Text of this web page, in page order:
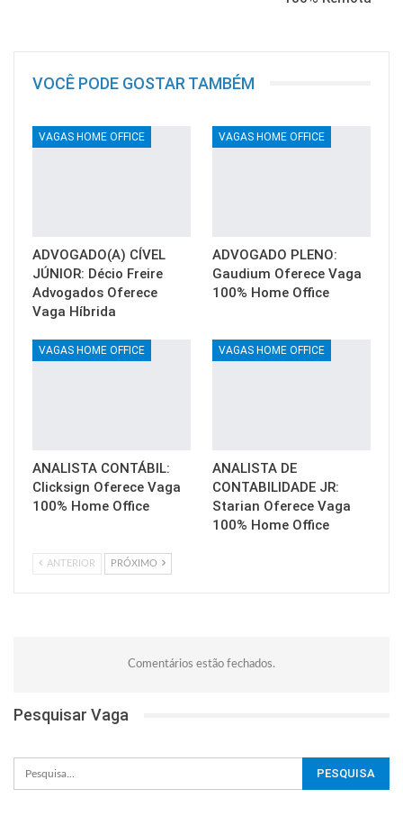
VOCÊ PODE GOSTAR TAMBÉM
VAGAS HOME OFFICE
ADVOGADO(A) CÍVEL
JÚNIOR: Décio Freire
Advogados Oferece
Vaga Híbrida
VAGAS HOME OFFICE
ADVOGADO PLENO:
Gaudium Oferece Vaga
100% Home Office
VAGAS HOME OFFICE
ANALISTA CONTÁBIL:
Clicksign Oferece Vaga
100% Home Office
VAGAS HOME OFFICE
ANALISTA DE
CONTABILIDADE JR:
Starian Oferece Vaga
100% Home Office
ANTERIOR PRÓXIMO
Comentários estão fechados.
Pesquisar Vaga